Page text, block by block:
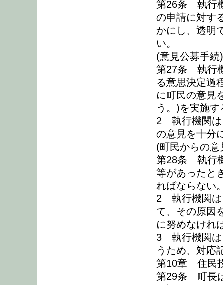
第26条 執行
の申請に対す
かにし、透明
い。
(意見公募手続)
第27条 執行
る意思決定過
に町民の意見
う。)を実施
2 執行機関は
の意見を十分
(町民からの
第28条 執行
等があったと
ればならない
2 執行機関は
て、その原因
に努めなけれ
3 執行機関は
うため、対応
第10章 住民
第29条 町長